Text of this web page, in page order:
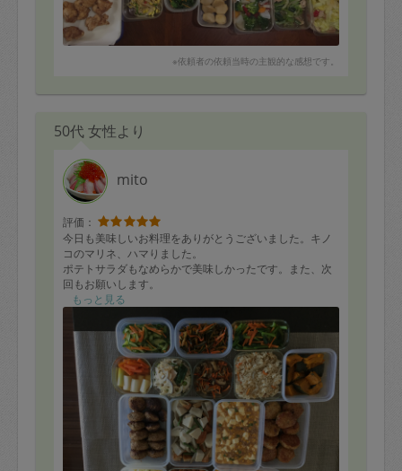
※依頼者の依頼当時の主観的な感想です。
50代 女性より
mito
評価：
今日も美味しいお料理をありがとうございました。キノ
コのマリネ、ハマりました。
ポテトサラダもなめらかで美味しかったです。また、次
回もお願いします。
もっと見る